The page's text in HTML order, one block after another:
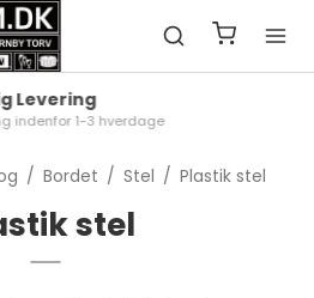
Collect
nemt til afhentning i butik
/ Bordet / Stel / Plastik stel
stel